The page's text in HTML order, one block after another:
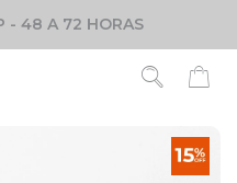
- 48 A 72 HORAS